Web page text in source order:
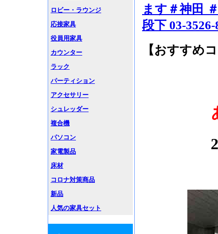
ます＃神田
段下 03-3526-
【おすすめ
ロビー・ラウンジ
応接家具
役員用家具
カウンター
ラック
パーティション
アクセサリー
シュレッダー
複合機
パソコン
家電製品
床材
コロナ対策商品
新品
人気の家具セット